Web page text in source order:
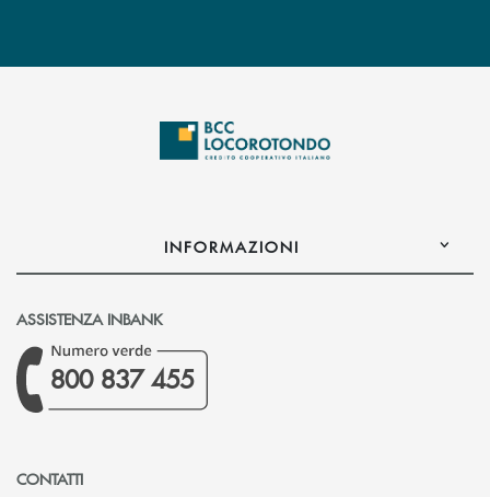
INFORMAZIONI
ASSISTENZA INBANK
800 837 455
CONTATTI